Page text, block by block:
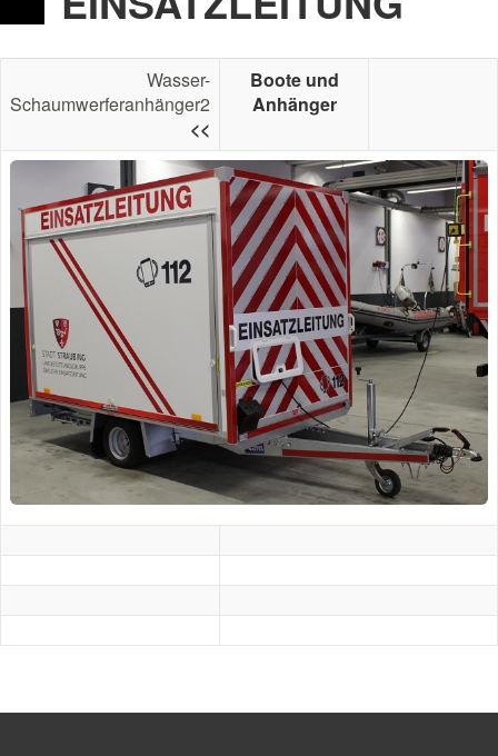
Wasser-
Schaumwerferanhänger2
<<
Boote und
Anhänger